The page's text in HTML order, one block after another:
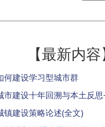
【最新内容
何建设学习型城市群
市建设十年回溯与本土反
镇建设策略论述(全文)